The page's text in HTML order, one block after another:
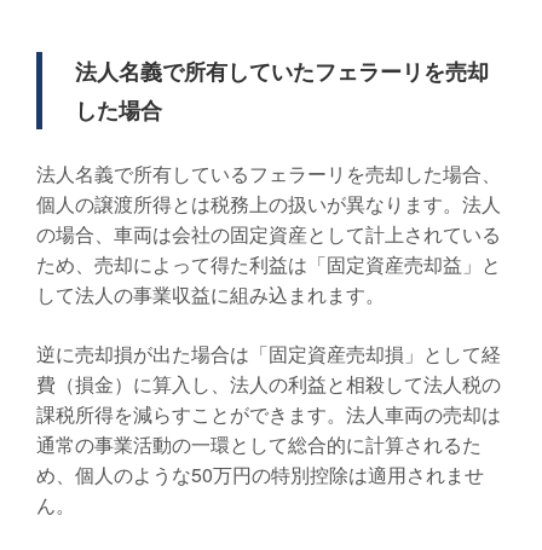
法人名義で所有していたフェラーリを売却
した場合
法人名義で所有しているフェラーリを売却した場合、
個人の譲渡所得とは税務上の扱いが異なります。法人
の場合、車両は会社の固定資産として計上されている
ため、売却によって得た利益は「固定資産売却益」と
して法人の事業収益に組み込まれます。
逆に売却損が出た場合は「固定資産売却損」として経
費（損金）に算入し、法人の利益と相殺して法人税の
課税所得を減らすことができます。法人車両の売却は
通常の事業活動の一環として総合的に計算されるた
め、個人のような50万円の特別控除は適用されませ
ん。